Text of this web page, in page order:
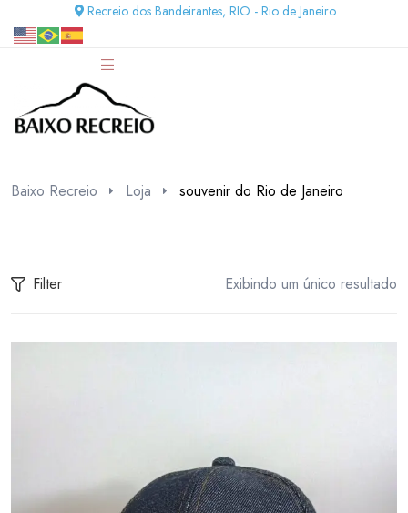
Recreio dos Bandeirantes, RIO - Rio de Janeiro
Baixo Recreio Loja souvenir do Rio de Janeiro
Filter Exibindo um único resultado